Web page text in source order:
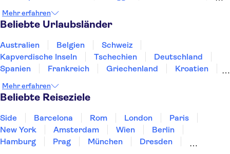
Mehr erfahren
Beliebte Urlaubsländer
Australien Belgien
Schweiz
Kapverdische Inseln
Tschechien
Deutschland
Spanien
Frankreich Griechenland
Kroatien
Norwegen
Polen
Mehr erfahren
Beliebte Reiseziele
Side Barcelona Rom London
Paris
New York
Amsterdam Wien
Berlin
Hamburg
Prag München
Dresden